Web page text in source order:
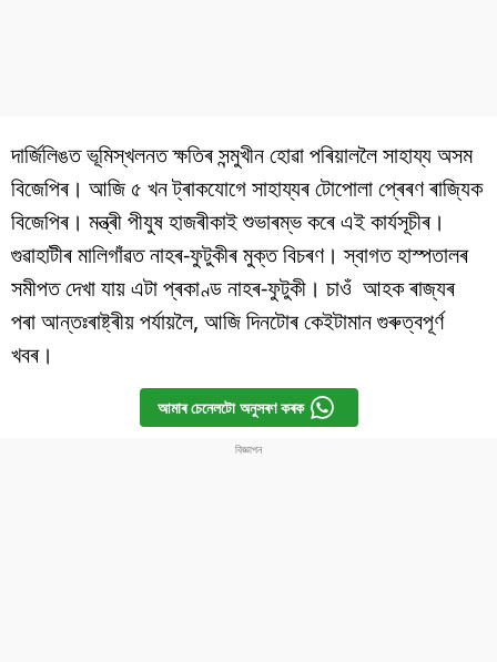
দাৰ্জিলিঙত ভূমিস্খলনত ক্ষতিৰ সন্মুখীন হোৱা পৰিয়াললৈ সাহায্য অসম
বিজেপিৰ। আজি ৫ খন ট্ৰাকযোগে সাহায্যৰ টোপোলা প্ৰেৰণ ৰাজ্যিক
বিজেপিৰ। মন্ত্ৰী পীযুষ হাজৰীকাই শুভাৰম্ভ কৰে এই কাৰ্যসূচীৰ।
গুৱাহাটীৰ মালিগাঁৱত নাহৰ-ফুটুকীৰ মুক্ত বিচৰণ। স্বাগত হাস্পতালৰ
সমীপত দেখা যায় এটা প্ৰকাণ্ড নাহৰ-ফুটুকী। চাওঁ আহক ৰাজ্যৰ
পৰাআন্তঃৰাষ্ট্ৰীয়পৰ্যায়লৈ, আজি দিনটোৰ কেইটামান গুৰুত্বপূৰ্ণ
খবৰ।
আমাৰ চেনেলটো অনুসৰণ কৰক